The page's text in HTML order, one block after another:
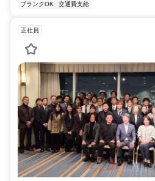
ブランクOK
交通費支給
正社員